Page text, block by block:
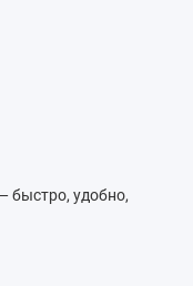
быстро, удобно,